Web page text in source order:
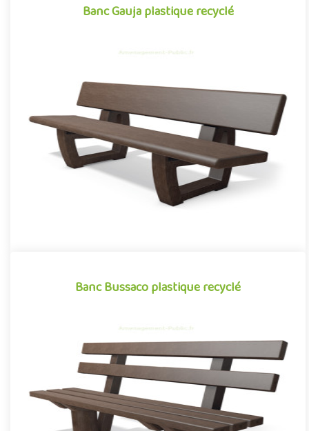
Banc Gauja plastique recyclé
Mobilier urbain conçu en plastique recyclé, le banc Gauja se
démarque par sa conception novatrice associant avec réussite
des..
Offre partenaire
Banc Bussaco plastique recyclé
Banc Bussaco plastique recyclé
Mobilier urbain conçu en plastique recyclé, le banc Bussaco se
démarque par sa conception novatrice associant avec réussite
Offre partenaire